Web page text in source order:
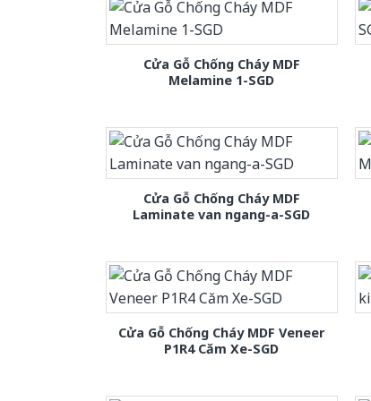
Cửa Gỗ Chống Cháy MDF
Melamine 1-SGD
Cửa Gỗ Chống Cháy MDF
Laminate van ngang-a-SGD
Cửa Gỗ Chống Cháy MDF Veneer
P1R4 Căm Xe-SGD